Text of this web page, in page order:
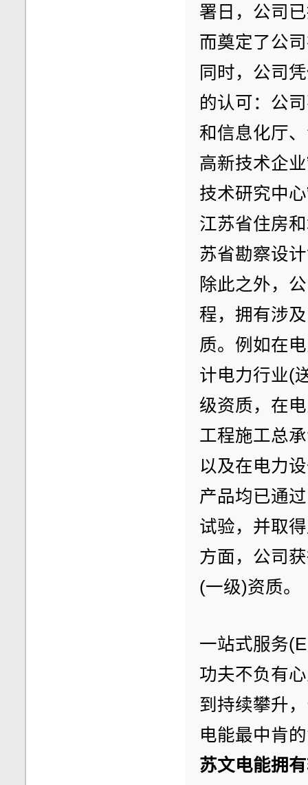
署日，公司
而奠定了公
同时，公司
的认可：公
和信息化厅
高新技术企
技术研究中
江苏省住房
苏省勘察设
除此之外，
程，拥有涉
质。例如在
计电力行业(
级资质，在
工程施工总
以及在电力
产品均已通
试验，并取
方面，公司
(一级)资质。
一站式服务
功夫不负有
到持续攀升
电能最中肯
苏文电能拥